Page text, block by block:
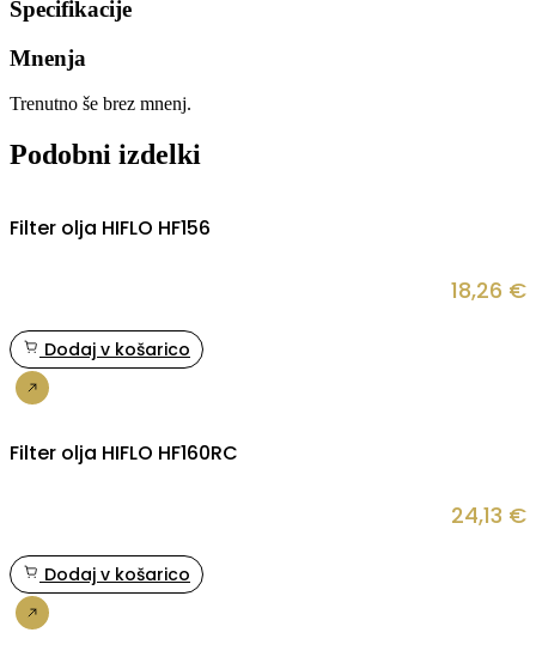
Specifikacije
Mnenja
Trenutno še brez mnenj.
Podobni izdelki
Filter olja HIFLO HF156
18,26 €
Dodaj v košarico
Filter olja HIFLO HF160RC
24,13 €
Dodaj v košarico